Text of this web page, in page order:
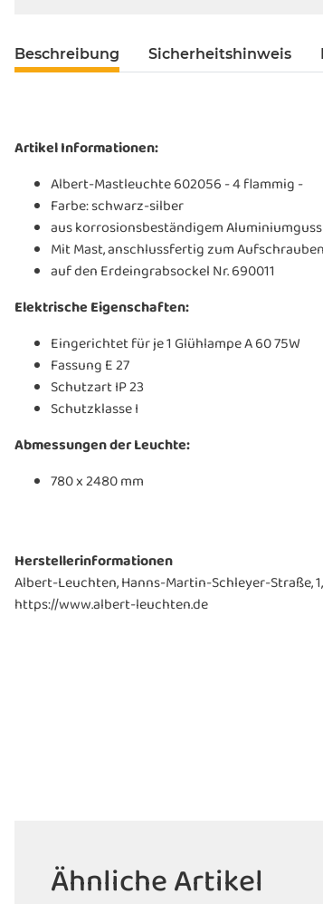
Beschreibung Sicherheitshinweis
Artikel Informationen:
Albert-Mastleuchte 602056 - 4 flammig -
Farbe: schwarz-silber
aus korrosionsbeständigem
Mit Mast, anschlussfertig zum
auf den Erdeingrabsockel Nr. 690011
Elektrische Eigenschaften:
Eingerichtet für je 1 Glühlampe A 60 75W
Fassung E 27
Schutzart IP 23
Schutzklasse I
Abmessungen der Leuchte:
780 x 2480 mm
Herstellerinformationen
Albert-Leuchten, Hanns-Martin-Schleyer-Straße,
https://www.albert-leuchten.de
Ähnliche Artikel